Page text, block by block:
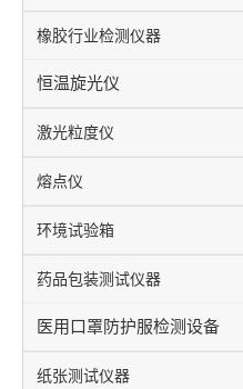
橡胶行业检测仪器
恒温旋光仪
激光粒度仪
熔点仪
环境试验箱
药品包装测试仪器
医用口罩防护服检测设备
纸张测试仪器